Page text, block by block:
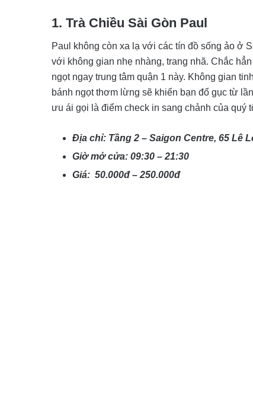
1. Trà Chiều Sài Gòn Paul
Paul không còn xa lạ với các tín đồ sống ảo ở
với không gian nhẹ nhàng, trang nhã. Chắc
ngọt ngay trung tâm quận 1 này. Không gian
bánh ngọt thơm lừng sẽ khiến bạn đổ gục từ
ưu ái gọi là điểm check in sang chảnh của quý
Địa chỉ: Tầng 2 – Saigon Centre, 65 Lê
Giờ mở cửa: 09:30 – 21:30
Giá: 50.000đ – 250.000đ